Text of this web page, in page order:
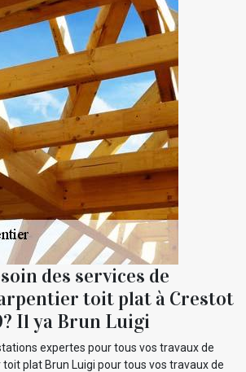
des services de
toit plat à Crestot
Il ya Brun Luigi
expertes pour tous vos travaux de
plat Brun Luigi pour tous vos travaux de